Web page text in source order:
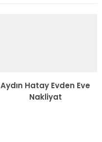
Aydın Hatay Evden Eve
Nakliyat